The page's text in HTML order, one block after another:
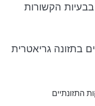
הקשורות
בתזונה גריאטרית
התזונתיים